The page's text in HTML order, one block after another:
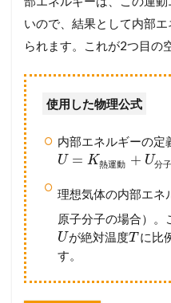
いので、結果として内部エ
られます。これが2つ目の
使用した物理公式
内部エネルギーの定
U = K熱運動 + U分
理想気体の内部エネ
原子分子の場合）。
Uが絶対温度T に比
す。